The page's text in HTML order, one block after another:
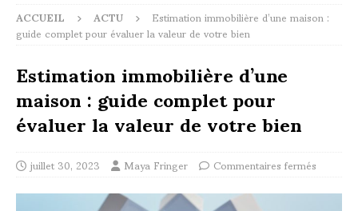
ACCUEIL ACTU Estimation immobilière d’une maison :
guide complet pour évaluer la valeur de votre bien
Estimation immobilière d’une
maison : guide complet pour
évaluer la valeur de votre bien
juillet 30, 2023 Maya Fringer Commentaires fermés